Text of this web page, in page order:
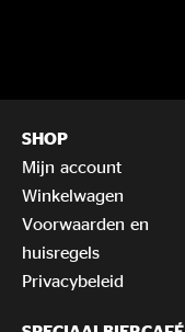
SHOP
Mijn account
Winkelwagen
Voorwaarden en
huisregels
Privacybeleid